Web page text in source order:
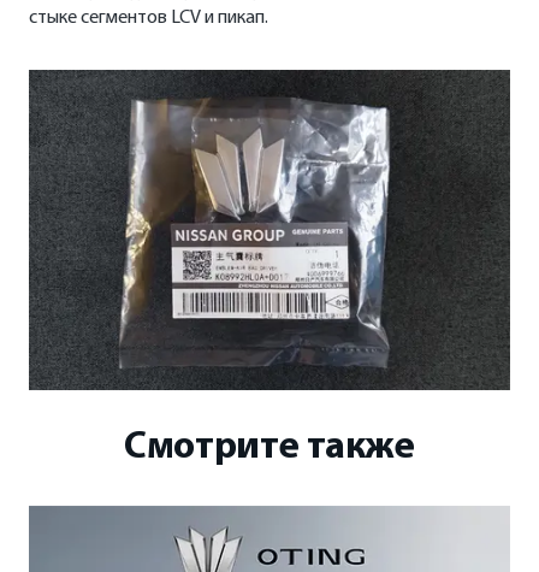
стыке сегментов LCV и пикап.
Смотрите также